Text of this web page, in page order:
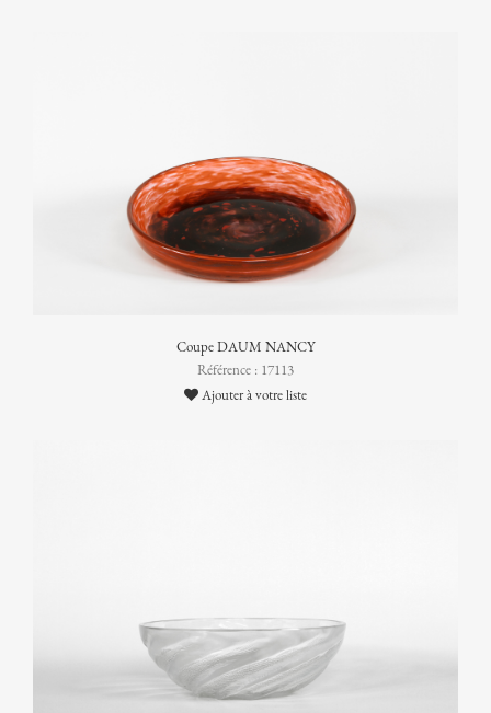
Coupe DAUM NANCY
Référence : 17113
Ajouter à votre liste